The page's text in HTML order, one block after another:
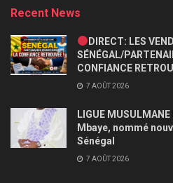
Recent News
DIRECT: LES
SÉNÉGAL/
CONFIANCE
7 AOÛT 2026
LIGUE
Mbaye, nommé
Sénégal
7 AOÛT 2026